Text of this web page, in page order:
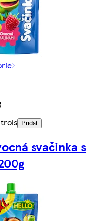
Přidat
svačinka s